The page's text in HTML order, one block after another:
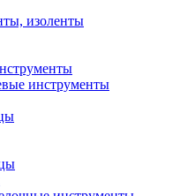
изоленты
инструменты